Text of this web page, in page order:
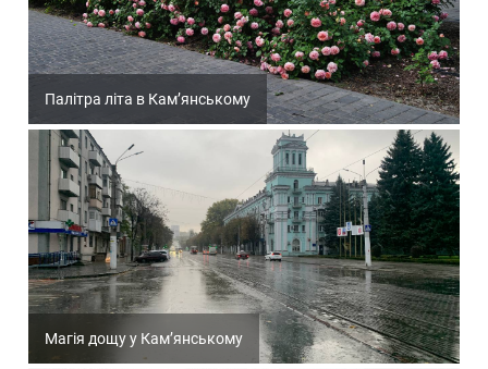
Палітра літа в Кам’янському
Магія дощу у Кам’янському